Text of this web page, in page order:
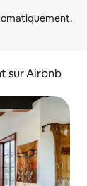
sur Airbnb